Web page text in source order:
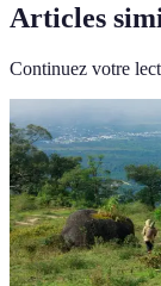
Articles
Continuez votre